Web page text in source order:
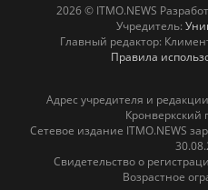
2026 © ITMO.NEWS
Учредитель:
Главный редактор:
Правила
Адрес учредителя и
Кронверкский
Сетевое издание ITMO.NEWS
Свидетельство о
Возрастное